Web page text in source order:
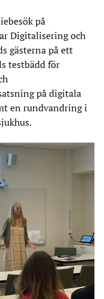
på
Digitalisering och
gästerna på ett
testbädd för
på digitala
en rundvandring i